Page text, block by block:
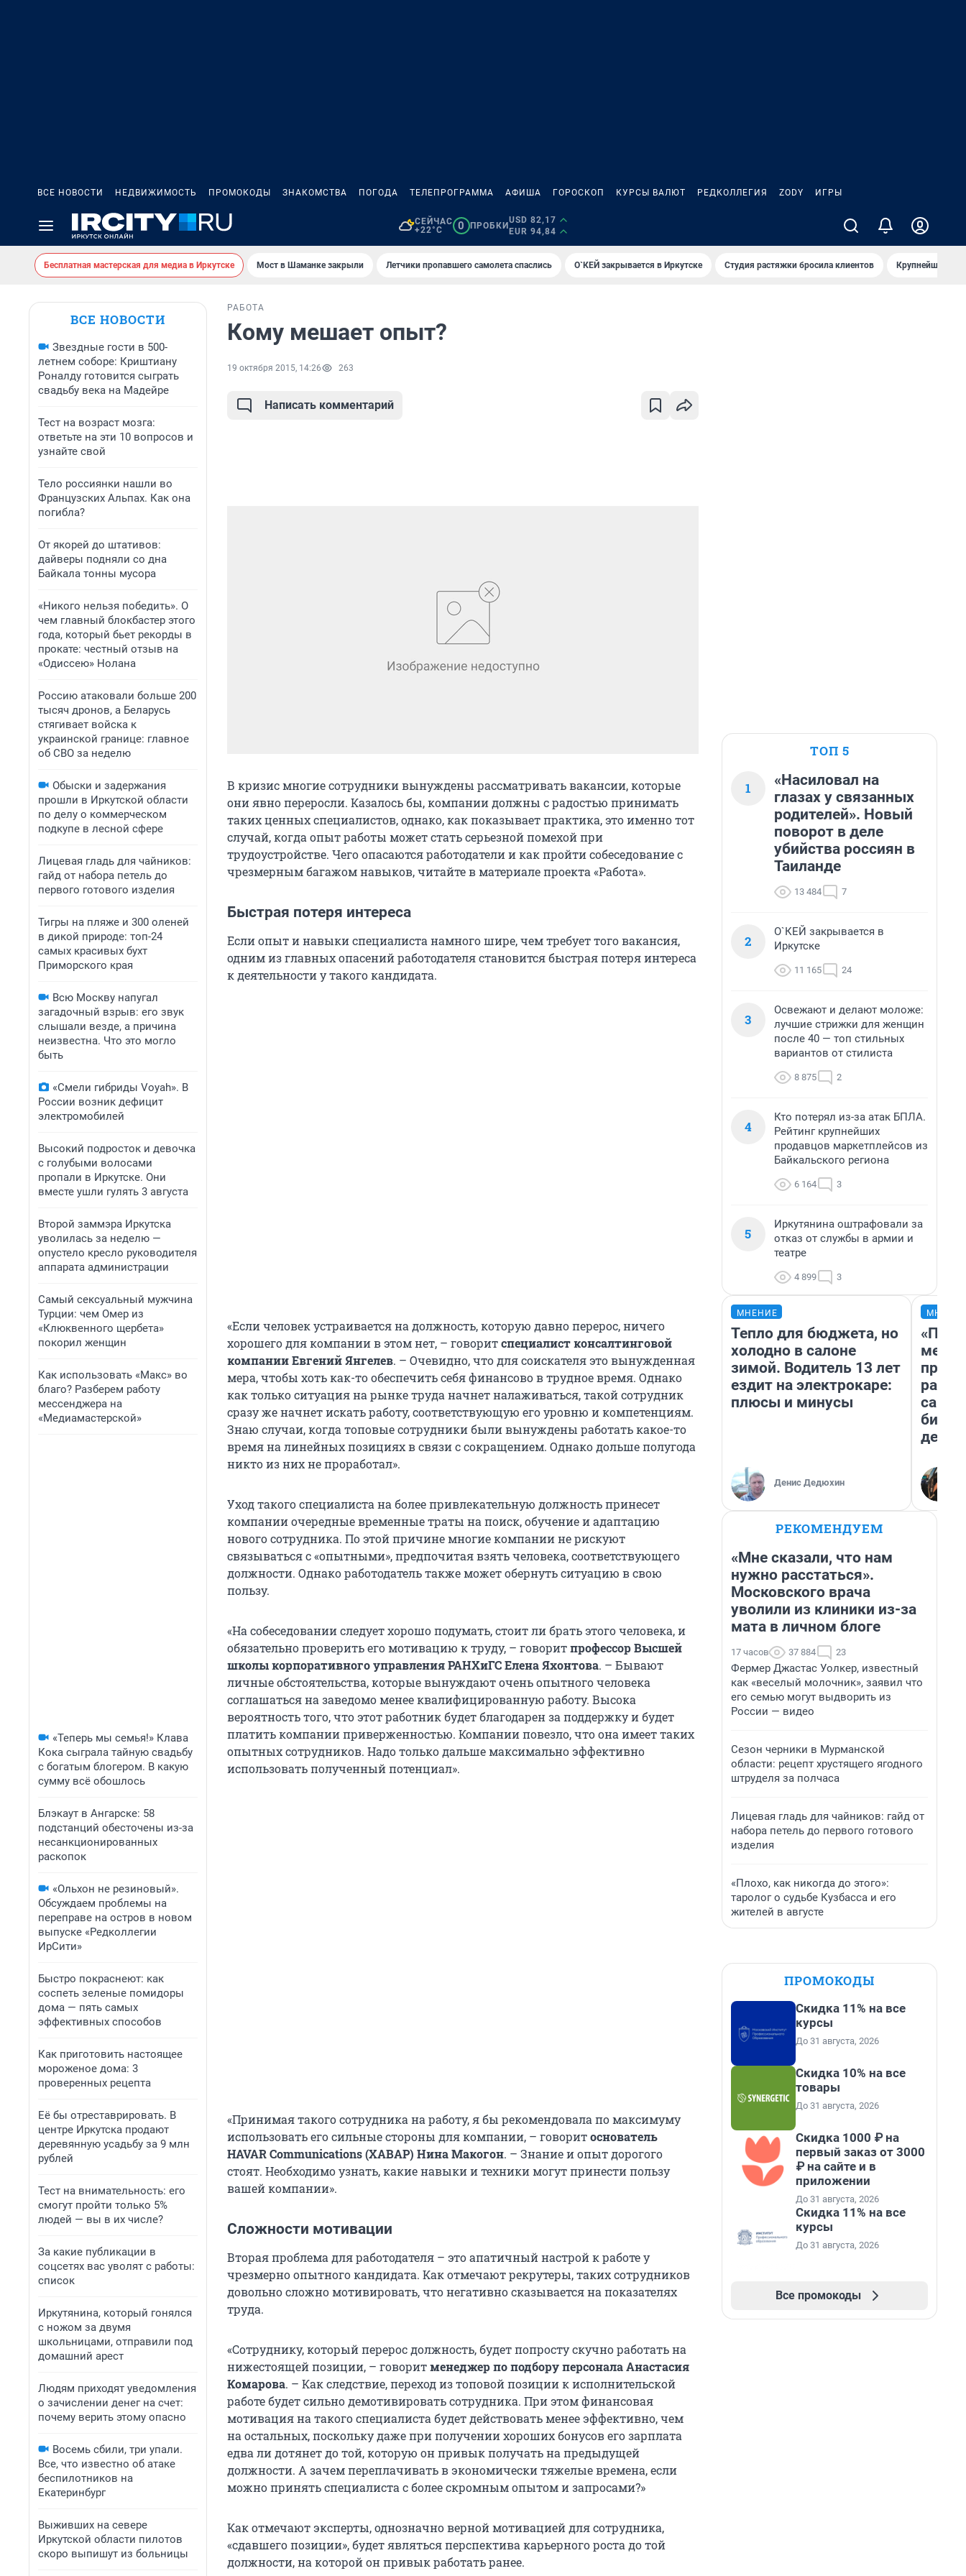
ВСЕ НОВОСТИ НЕДВИЖИМОСТЬ ПРОМОКОДЫ ЗНАКОМСТВА ПОГОДА ТЕЛЕПРОГРАММА АФИША ГОРОСКОП КУРСЫ ВАЛЮТ РЕДКОЛЛЕГИЯ ZODY ИГРЫ
СЕЙЧАС
+22°C
0 ПРОБКИ
USD 82,17
EUR 94,84
Бесплатная мастерская для медиа в Иркутске Мост в Шаманке закрыли Летчики пропавшего самолета спаслись О`КЕЙ закрывается в Иркутске Студия растяжки бросила клиентов Крупнейшие
ВСЕ НОВОСТИ
Звездные гости в 500-
летнем соборе: Криштиану
Роналду готовится сыграть
свадьбу века на Мадейре
Тест на возраст мозга:
ответьте на эти 10 вопросов и
узнайте свой
Тело россиянки нашли во
Французских Альпах. Как она
погибла?
От якорей до штативов:
дайверы подняли со дна
Байкала тонны мусора
«Никого нельзя победить». О
чем главный блокбастер этого
года, который бьет рекорды в
прокате: честный отзыв на
«Одиссею» Нолана
Россию атаковали больше 200
тысяч дронов, а Беларусь
стягивает войска к
украинской границе: главное
об СВО за неделю
Обыски и задержания
прошли в Иркутской области
по делу о коммерческом
подкупе в лесной сфере
Лицевая гладь для чайников:
гайд от набора петель до
первого готового изделия
Тигры на пляже и 300 оленей
в дикой природе: топ-24
самых красивых бухт
Приморского края
Всю Москву напугал
загадочный взрыв: его звук
слышали везде, а причина
неизвестна. Что это могло
быть
«Смели гибриды Voyah». В
России возник дефицит
электромобилей
Высокий подросток и девочка
с голубыми волосами
пропали в Иркутске. Они
вместе ушли гулять 3 августа
Второй заммэра Иркутска
уволилась за неделю —
опустело кресло руководителя
аппарата администрации
Самый сексуальный мужчина
Турции: чем Омер из
«Клюквенного щербета»
покорил женщин
Как использовать «Макс» во
благо? Разберем работу
мессенджера на
«Медиамастерской»
«Теперь мы семья!» Клава
Кока сыграла тайную свадьбу
с богатым блогером. В какую
сумму всё обошлось
Блэкаут в Ангарске: 58
подстанций обесточены из-за
несанкционированных
раскопок
«Ольхон не резиновый».
Обсуждаем проблемы на
переправе на остров в новом
выпуске «Редколлегии
ИрСити»
Быстро покраснеют: как
соспеть зеленые помидоры
дома — пять самых
эффективных способов
Как приготовить настоящее
мороженое дома: 3
проверенных рецепта
Её бы отреставрировать. В
центре Иркутска продают
деревянную усадьбу за 9 млн
рублей
Тест на внимательность: его
смогут пройти только 5%
людей — вы в их числе?
За какие публикации в
соцсетях вас уволят с работы:
список
Иркутянина, который гонялся
с ножом за двумя
школьницами, отправили под
домашний арест
Людям приходят уведомления
о зачислении денег на счет:
почему верить этому опасно
Восемь сбили, три упали.
Все, что известно об атаке
беспилотников на
Екатеринбург
Выживших на севере
Иркутской области пилотов
скоро выпишут из больницы
РАБОТА
Кому мешает опыт?
19 октября 2015, 14:26 263
Написать комментарий
В кризис многие сотрудники вынуждены рассматривать вакансии, которые
они явно переросли. Казалось бы, компании должны с радостью принимать
таких ценных специалистов, однако, как показывает практика, это именно тот
случай, когда опыт работы может стать серьезной помехой при
трудоустройстве. Чего опасаются работодатели и как пройти собеседование с
чрезмерным багажом навыков, читайте в материале проекта «Работа».
Быстрая потеря интереса
Если опыт и навыки специалиста намного шире, чем требует того вакансия,
одним из главных опасений работодателя становится быстрая потеря интереса
к деятельности у такого кандидата.
«Если человек устраивается на должность, которую давно перерос, ничего
хорошего для компании в этом нет, – говоритспециалист консалтинговой
компании Евгений Янгелев. – Очевидно, что для соискателя это вынужденная
мера, чтобы хоть как-то обеспечить себя финансово в трудное время. Однако
как только ситуация на рынке труда начнет налаживаться, такой сотрудник
сразу же начнет искать работу, соответствующую его уровню и компетенциям.
Знаю случаи, когда топовые сотрудники были вынуждены работать какое-то
время на линейных позициях в связи с сокращением. Однако дольше полугода
никто из них не проработал».
Уход такого специалиста на более привлекательную должность принесет
компании очередные временные траты на поиск, обучение и адаптацию
нового сотрудника. По этой причине многие компании не рискуют
связываться с «опытными», предпочитая взять человека, соответствующего
должности. Однако работодатель также может обернуть ситуацию в свою
пользу.
«На собеседовании следует хорошо подумать, стоит ли брать этого человека, и
обязательно проверить его мотивацию к труду, – говоритпрофессор Высшей
школы корпоративного управления РАНХиГС Елена Яхонтова. – Бывают
личные обстоятельства, которые вынуждают очень опытного человека
соглашаться на заведомо менее квалифицированную работу. Высока
вероятность того, что этот работник будет благодарен за поддержку и будет
платить компании приверженностью. Компании повезло, что она имеет таких
опытных сотрудников. Надо только дальше максимально эффективно
использовать полученный потенциал».
«Принимая такого сотрудника на работу, я бы рекомендовала по максимуму
использовать его сильные стороны для компании, – говоритоснователь
HAVAR Communications (ХАВАР) Нина Макогон. – Знание и опыт дорогого
стоят. Необходимо узнать, какие навыки и техники могут принести пользу
вашей компании».
Сложности мотивации
Вторая проблема для работодателя – это апатичный настрой к работе у
чрезмерно опытного кандидата. Как отмечают рекрутеры, таких сотрудников
довольно сложно мотивировать, что негативно сказывается на показателях
труда.
«Сотруднику, который перерос должность, будет попросту скучно работать на
нижестоящей позиции, – говоритменеджер по подбору персонала Анастасия
Комарова. – Как следствие, переход из топовой позиции к исполнительской
работе будет сильно демотивировать сотрудника. При этом финансовая
мотивация на такого специалиста будет действовать менее эффективно, чем
на остальных, поскольку даже при получении хороших бонусов его зарплата
едва ли дотянет до той, которую он привык получать на предыдущей
должности. А зачем переплачивать в экономически тяжелые времена, если
можно принять специалиста с более скромным опытом и запросами?»
Как отмечают эксперты, однозначно верной мотивацией для сотрудника,
«сдавшего позиции», будет являться перспектива карьерного роста до той
должности, на которой он привык работать ранее.
ТОП 5
1
«Насиловал на
глазах у связанных
родителей». Новый
поворот в деле
убийства россиян в
Таиланде
13 484 7
2
О`КЕЙ закрывается в
Иркутске
11 165 24
3
Освежают и делают моложе:
лучшие стрижки для женщин
после 40 — топ стильных
вариантов от стилиста
8 875 2
4
Кто потерял из-за атак БПЛА.
Рейтинг крупнейших
продавцов маркетплейсов из
Байкальского региона
6 164 3
5
Иркутянина оштрафовали за
отказ от службы в армии и
театре
4 899 3
МНЕНИЕ
Тепло для бюджета, но
холодно в салоне
зимой. Водитель 13 лет
ездит на электрокаре:
плюсы и минусы
Денис Дедюхин
РЕКОМЕНДУЕМ
«Мне сказали, что нам
нужно расстаться».
Московского врача
уволили из клиники из-за
мата в личном блоге
17 часов 37 884 23
Фермер Джастас Уолкер, известный
как «веселый молочник», заявил что
его семью могут выдворить из
России — видео
Сезон черники в Мурманской
области: рецепт хрустящего ягодного
штруделя за полчаса
Лицевая гладь для чайников: гайд от
набора петель до первого готового
изделия
«Плохо, как никогда до этого»:
таролог о судьбе Кузбасса и его
жителей в августе
ПРОМОКОДЫ
Скидка 11% на все
курсы
До 31 августа, 2026
Скидка 10% на все
товары
До 31 августа, 2026
Скидка 1000 ₽ на
первый заказ от 3000
₽ на сайте и в
приложении
До 31 августа, 2026
Скидка 11% на все
курсы
До 31 августа, 2026
Все промокоды